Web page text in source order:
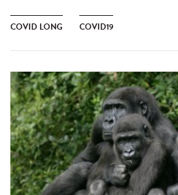
COVID LONG COVID19